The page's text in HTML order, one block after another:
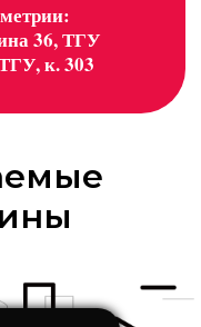
36, ТГУ
к. 303